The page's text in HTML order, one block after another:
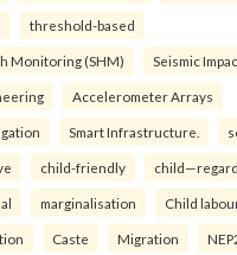
threshold-based
Monitoring (SHM) Seismic
Accelerometer Arrays
Smart Infrastructure.
child-friendly
marginalisation Child
Caste Migration